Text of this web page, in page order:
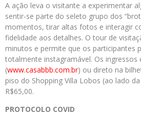
A ação leva o visitante a experimentar
sentir-se parte do seleto grupo dos
momentos, tirar altas fotos e interagir
fidelidade aos detalhes. O tour de
minutos e permite que os participantes
totalmente instagramável. Os ingressos
(www.casabbb.com.br) ou direto na
piso do Shopping Villa Lobos (ao lado
R$65,00.
PROTOCOLO COVID